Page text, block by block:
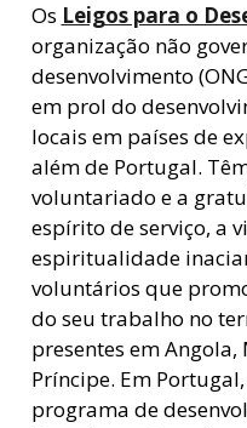
Os Leigos para o
organização não
desenvolvimento
em prol do
locais em países de
além de Portugal.
voluntariado e a
espírito de serviço, a
espiritualidade
voluntários que
do seu trabalho no
presentes em
Príncipe. Em
programa de